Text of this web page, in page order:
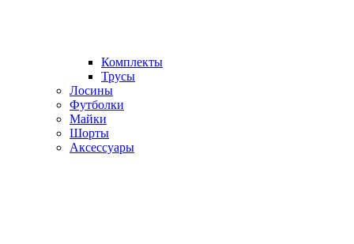
Комплекты
Трусы
Лосины
Футболки
Майки
Шорты
Аксессуары